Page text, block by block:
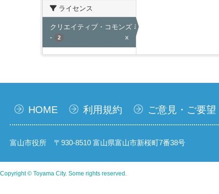
ライセンス
クリエイティブ・コモンズ 表示
-
2 x
HOME 利用規約 ご意見・ご要望
富山市役所 〒930-8510 富山県富山市新桜町7番38号
Copyright © Toyama City. Some rights reserved.